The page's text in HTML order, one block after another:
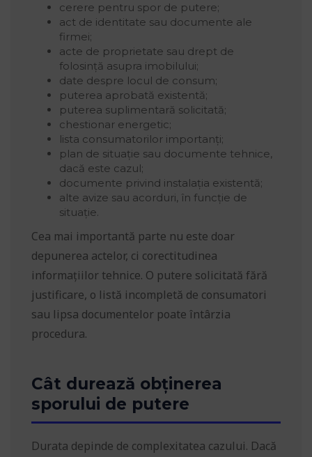
cerere pentru spor de putere;
act de identitate sau documente ale
firmei;
acte de proprietate sau drept de
folosință asupra imobilului;
date despre locul de consum;
puterea aprobată existentă;
puterea suplimentară solicitată;
chestionar energetic;
lista consumatorilor importanți;
plan de situație sau documente tehnice,
dacă este cazul;
documente privind instalația existentă;
alte avize sau acorduri, în funcție de
situație.
Cea mai importantă parte nu este doar
depunerea actelor, ci corectitudinea
informațiilor tehnice. O putere solicitată fără
justificare, o listă incompletă de consumatori
sau lipsa documentelor poate întârzia
procedura.
Cât durează obținerea
sporului de putere
Durata depinde de complexitatea cazului. Dacă